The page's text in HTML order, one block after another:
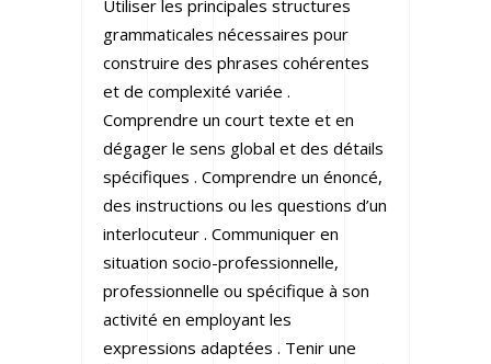
Utiliser les principales structures
grammaticales nécessaires pour
construire des phrases cohérentes
et de complexité variée .
Comprendre un court texte et en
dégager le sens global et des détails
spécifiques . Comprendre un énoncé,
des instructions ou les questions d’un
interlocuteur . Communiquer en
situation socio-professionnelle,
professionnelle ou spécifique à son
activité en employant les
expressions adaptées . Tenir une